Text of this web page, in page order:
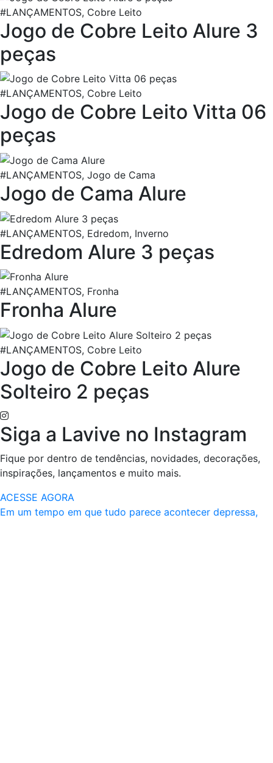
#LANÇAMENTOS, Cobre Leito
Jogo de Cobre Leito Alure 3
peças
#LANÇAMENTOS, Cobre Leito
Jogo de Cobre Leito Vitta 06
peças
#LANÇAMENTOS, Jogo de Cama
Jogo de Cama Alure
#LANÇAMENTOS, Edredom, Inverno
Edredom Alure 3 peças
#LANÇAMENTOS, Fronha
Fronha Alure
#LANÇAMENTOS, Cobre Leito
Jogo de Cobre Leito Alure
Solteiro 2 peças
Siga a Lavive no Instagram
Fique por dentro de tendências, novidades, decorações,
inspirações, lançamentos e muito mais.
ACESSE AGORA
Em um tempo em que tudo parece acontecer depressa,